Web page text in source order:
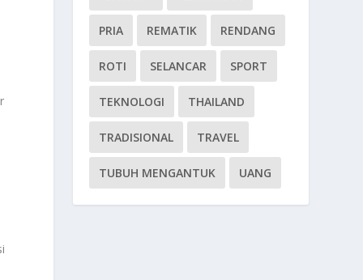
PRIA REMATIK RENDANG
ROTI SELANCAR SPORT
TEKNOLOGI THAILAND
TRADISIONAL TRAVEL
TUBUH MENGANTUK UANG